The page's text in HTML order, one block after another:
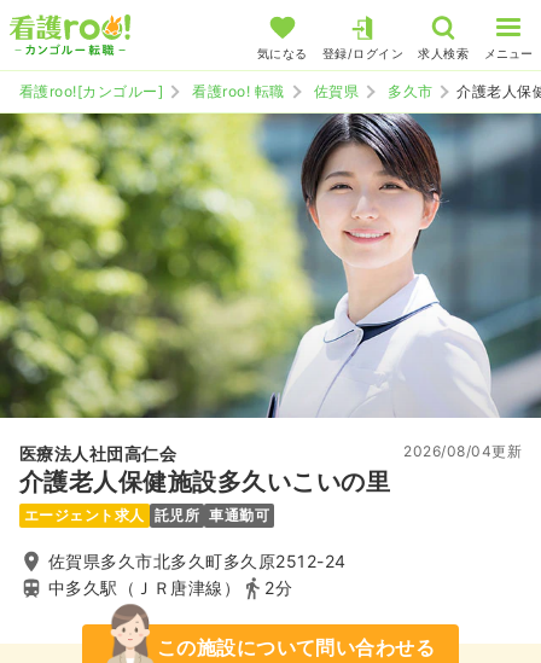
気になる 登録/ログイン 求人検索 メニュー
看護roo![カンゴルー] 看護roo! 転職 佐賀県 多久市 介護老人保
医療法人社団高仁会
介護老人保健施設多久いこいの里
2026/08/04更新
エージェント求人 託児所 車通勤可
佐賀県多久市北多久町多久原2512-24
中多久駅（ＪＲ唐津線）
2分
この施設について問い合わせる